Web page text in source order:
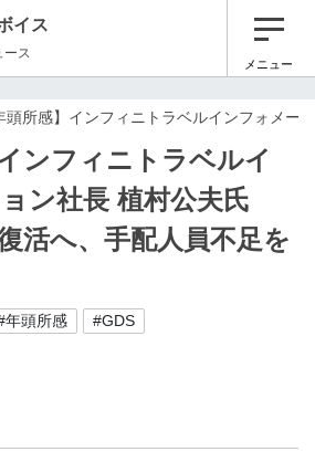
イス
ース
メニュー
頭所感】インフィニトラベルインフォメ
ンフィニトラベルイ
ン社長 植村公夫氏
活へ、手配人員不足を
年頭所感 #GDS